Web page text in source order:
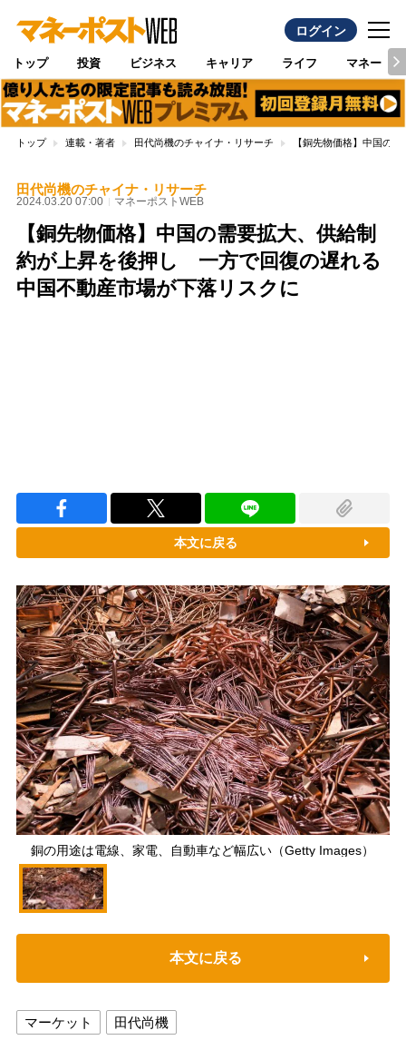
ログイン
トップ 投資 ビジネス キャリア ライフ マネー
トップ 連載・著者 田代尚機のチャイナ・リサーチ 【銅先物価格】中国の
田代尚機のチャイナ・リサーチ
2024.03.20 07:00 マネーポストWEB
【銅先物価格】中国の需要拡大、供給制
約が上昇を後押し 一方で回復の遅れる
中国不動産市場が下落リスクに
本文に戻る
銅の用途は電線、家電、自動車など幅広い（Getty Images）
本文に戻る
マーケット 田代尚機